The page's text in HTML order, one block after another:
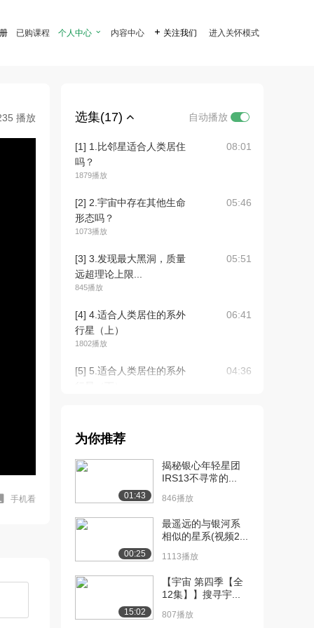
已购课程 个人中心  内容中心  关注我们 进入关怀模式
播放
手机看
选集(17) 自动播放
[1] 1.比邻星适合人类居住
吗？
1879播放
08:01
[2] 2.宇宙中存在其他生命
形态吗？
1073播放
05:46
[3] 3.发现最大黑洞，质量
远超理论上限...
845播放
05:51
[4] 4.适合人类居住的系外
行星（上）
1802播放
06:41
[5] 5.适合人类居住的系外
04:36
在寻找究竟有...
[7] 6.系外行星怎么找？现
在寻找究竟有...
05:10
[8] 7.“牛郎”和“织女”到底长
07:57
[9] 8.参宿四要爆了？ 07:43
为你推荐
01:43
揭秘银心年轻星团
IRS13不寻常的...
846播放
00:25
最遥远的与银河系
相似的星系(视频2...
1113播放
15:02
【宇宙 第四季【全
12集】】搜寻宇...
807播放